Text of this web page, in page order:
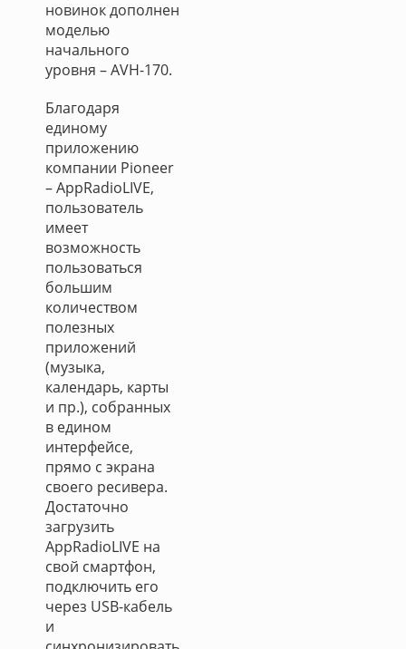
новинок дополнен
моделью
начального
уровня – AVH-170.
Благодаря
единому
приложению
компании Pioneer
– AppRadioLIVE,
пользователь
имеет
возможность
пользоваться
большим
количеством
полезных
приложений
(музыка,
календарь, карты
и пр.), собранных
в едином
интерфейсе,
прямо с экрана
своего ресивера.
Достаточно
загрузить
AppRadioLIVE на
свой смартфон,
подключить его
через USB-кабель
и